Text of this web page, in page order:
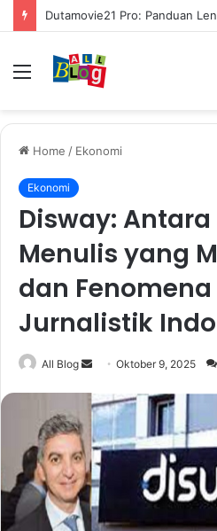
Menu
Home / Ekonomi
Ekonomi
Disway: Antara
Menulis yang
dan
Jurnalistik
All Blog
Send
email
Oktober 9, 2025